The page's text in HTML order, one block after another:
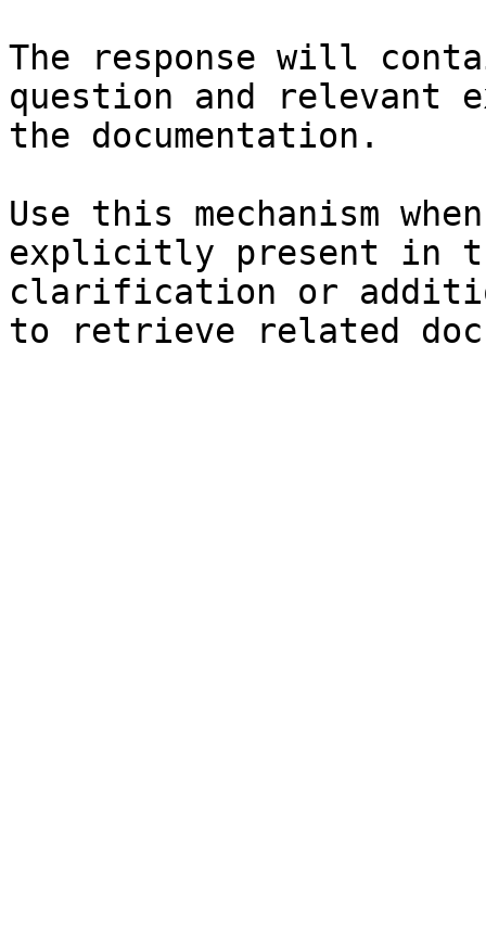
The response will
question and relevant
the documentation.
Use this mechanism
explicitly present in
clarification or